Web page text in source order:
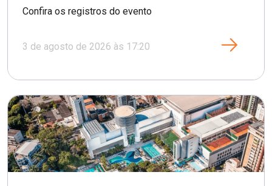
Confira os registros do evento
3 de agosto de 2026 às 17:20